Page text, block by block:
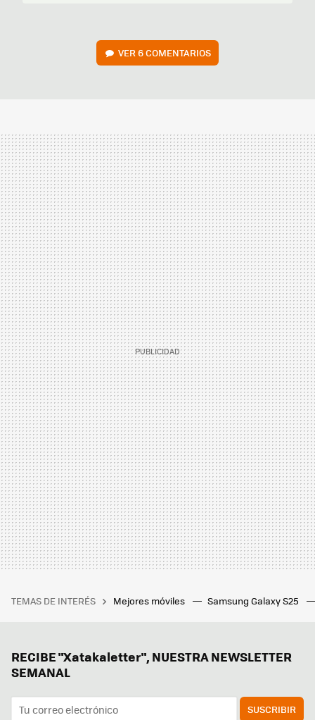
VER 6 COMENTARIOS
TEMAS DE INTERÉS Mejores móviles Samsung Galaxy S25
RECIBE "Xatakaletter", NUESTRA NEWSLETTER
SEMANAL
SUSCRIBIR